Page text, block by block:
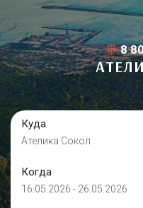
8
Куда
Ателика Сокол
Когда
16.05.2026 - 26.05.2026